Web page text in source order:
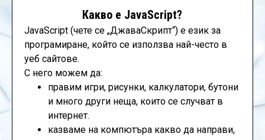
Какво е JavaScript?
JavaScript (чете се „ДжаваСкрипт“) е език за
програмиране, който се използва най-често в
уеб сайтове.
С него можем да:
правим игри, рисунки, калкулатори, бутони
и много други неща, които се случват в
интернет.
казваме на компютъра какво да направи,